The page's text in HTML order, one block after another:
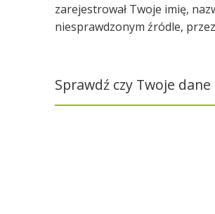
zarejestrował Twoje imię,
niesprawdzonym źródle,
Sprawdź czy Twoje